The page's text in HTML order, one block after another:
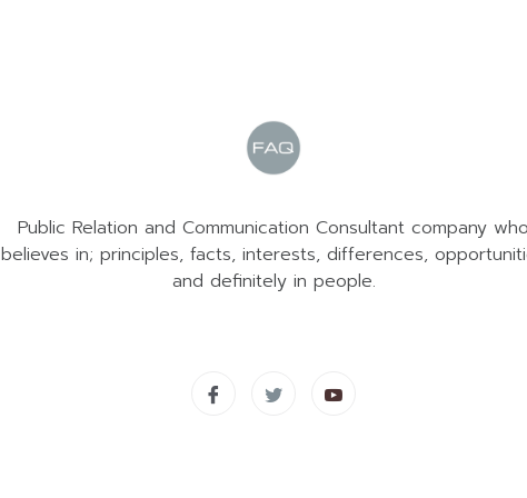
Public Relation and Communication Consultant company who
believes in; principles, facts, interests, differences,
and definitely in people.